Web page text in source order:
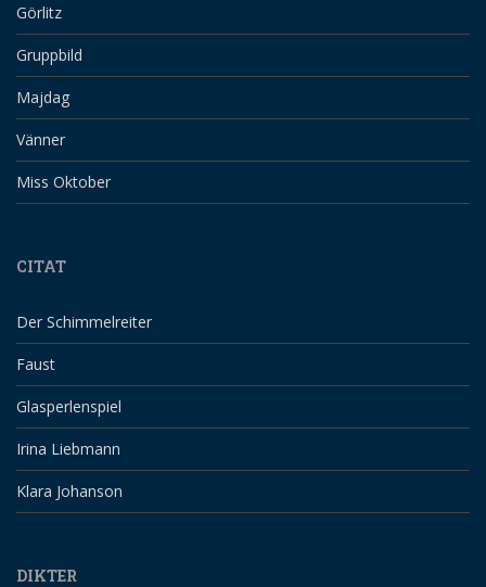
Görlitz
Gruppbild
Majdag
Vänner
Miss Oktober
CITAT
Der Schimmelreiter
Faust
Glasperlenspiel
Irina Liebmann
Klara Johanson
DIKTER